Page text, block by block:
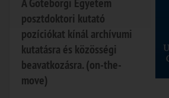
posztdoktori kutató
pozíciókat kínál archívumi
kutatásra és közösségi
beavatkozásra. (on-the-
move)